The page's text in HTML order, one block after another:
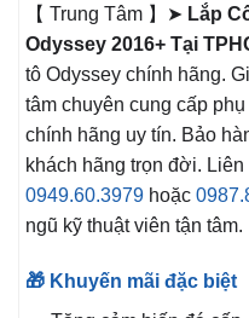
【 Trung Tâm 】➤ Lắp
Odyssey 2016+ Tại
tô Odyssey chính hãng.
tâm chuyên cung cấp
chính hãng uy tín. Bảo
khách hãng trọn đời. Liên
0949.60.3979 hoặc
ngũ kỹ thuật viên tận tâm.
🎁 Khuyến mãi đặc biệt